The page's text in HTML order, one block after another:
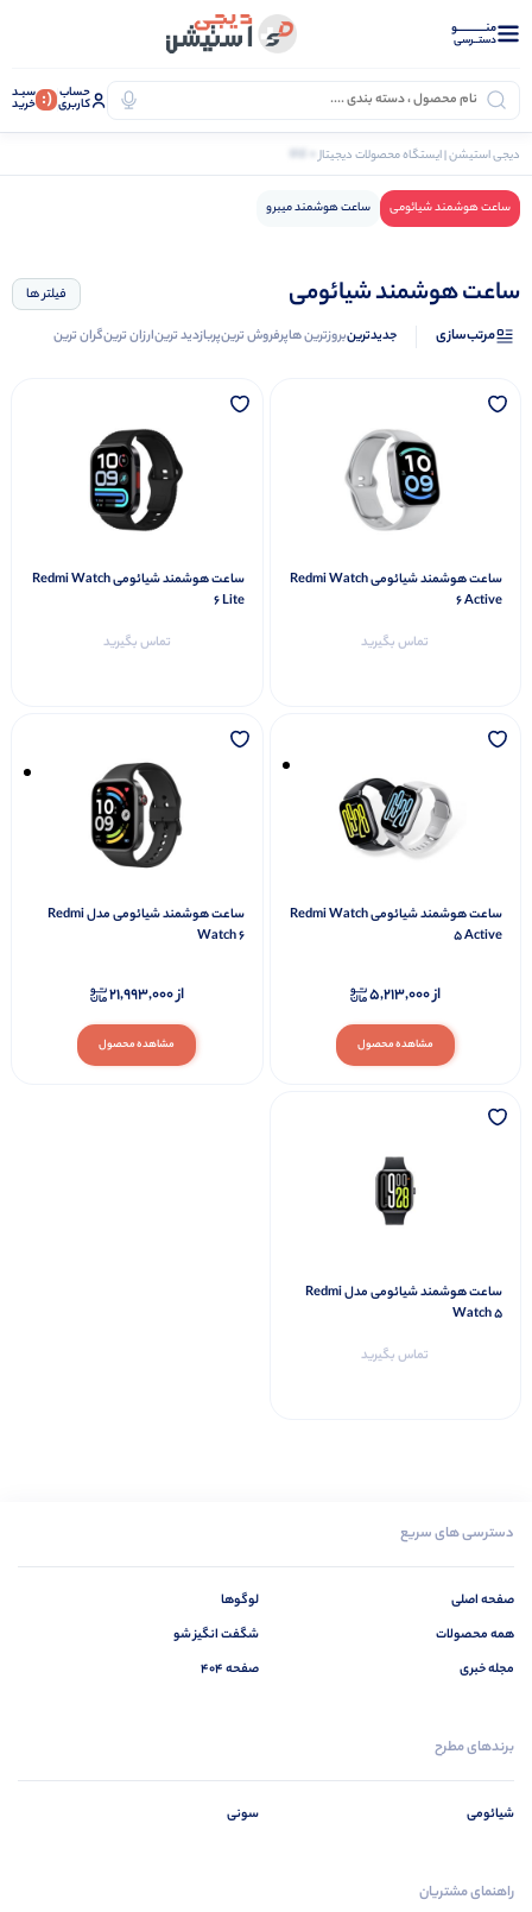
منــــــــــــو
دستــرسی
حساب
کاربری (: سبـد
خرید
دیجی استیشن | ایستگاه محصولات دیجیتال
ساعت هوشمند شیائومی ساعت هوشمند میبرو
ساعت هوشمند شیائومی فیلتر ها
مرتب‌سازی جدیدترینبروزترین هاپرفروش ترینپربازدید ترینارزان ترینگران ترین
ساعت هوشمند شیائومی Redmi Watch
6 Active
تماس بگیرید
ساعت هوشمند شیائومی Redmi Watch
6 Lite
تماس بگیرید
ساعت هوشمند شیائومی Redmi Watch
5 Active
مشاهده محصول
از5,213,000
ساعت هوشمند شیائومی مدل Redmi
Watch 6
مشاهده محصول
از21,993,000
ساعت هوشمند شیائومی مدل Redmi
Watch 5
تماس بگیرید
دسترسی های سریع
صفحه اصلی
همه محصولات
مجله خبری
لوگوها
شگفت انگیز شو
صفحه 404
برندهای مطرح
شیائومی سونی
راهنمای مشتریان